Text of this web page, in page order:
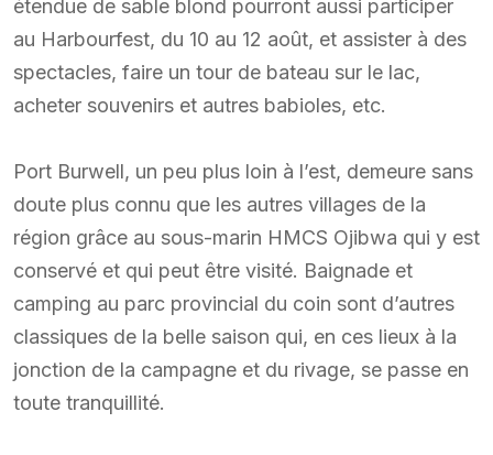
étendue de sable blond pourront aussi participer
au Harbourfest, du 10 au 12 août, et assister à des
spectacles, faire un tour de bateau sur le lac,
acheter souvenirs et autres babioles, etc.
Port Burwell, un peu plus loin à l’est, demeure sans
doute plus connu que les autres villages de la
région grâce au sous-marin HMCS Ojibwa qui y est
conservé et qui peut être visité. Baignade et
camping au parc provincial du coin sont d’autres
classiques de la belle saison qui, en ces lieux à la
jonction de la campagne et du rivage, se passe en
toute tranquillité.